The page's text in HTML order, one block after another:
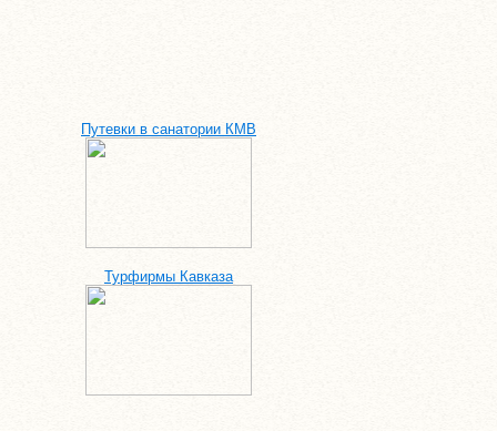
Путевки в санатории КМВ
Турфирмы Кавказа